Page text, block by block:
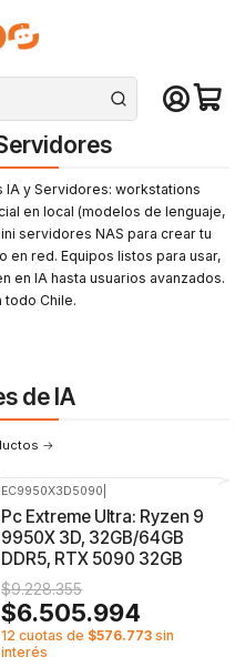
lunes a sábado en el gran
y Servidores
IA y Servidores: workstations
en local (modelos de lenguaje,
servidores NAS para crear tu
en red. Equipos listos para usar,
en IA hasta usuarios avanzados.
todo Chile.
de IA
EC9950X3D5090
Pc Extreme Ultra: Ryzen 9
9950X 3D, 32GB/64GB
DDR5, RTX 5090 32GB
$9.228.355
$6.505.994
12 cuotas de $576.773 sin
interés